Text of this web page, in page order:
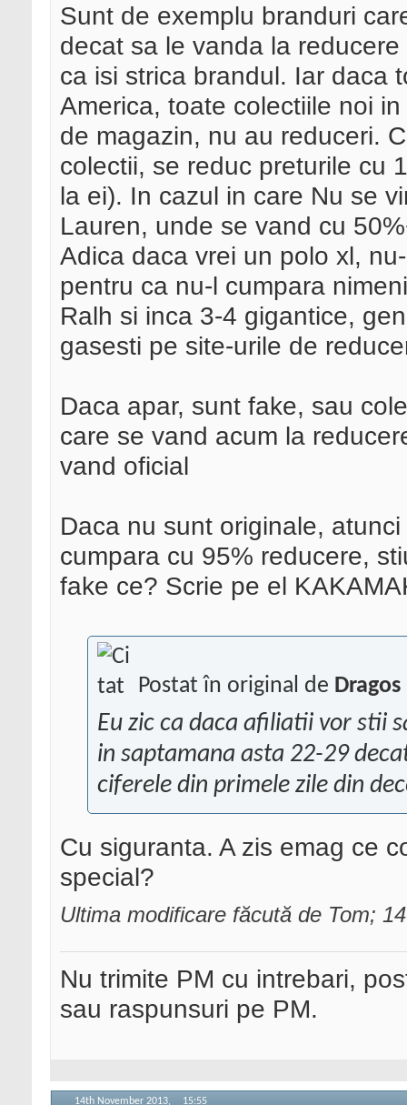
Sunt de exemplu branduri
decat sa le vanda la
ca isi strica brandul. Iar daca
America, toate colectiile noi
de magazin, nu au reduceri.
colectii, se reduc preturile cu
la ei). In cazul in care Nu se
Lauren, unde se vand cu
Adica daca vrei un polo xl,
pentru ca nu-l cumpara
Ralh si inca 3-4 gigantice,
gasesti pe site-urile de
Daca apar, sunt fake, sau
care se vand acum la
vand oficial
Daca nu sunt originale,
cumpara cu 95% reducere,
fake ce? Scrie pe el
Postat în original de
Eu zic ca daca afiliatii vor stii
in saptamana asta 22-29
ciferele din primele zile din
Cu siguranta. A zis emag ce
special?
Ultima modificare făcută de Tom;
Nu trimite PM cu intrebari,
sau raspunsuri pe PM.
14th November 2013, 15:55